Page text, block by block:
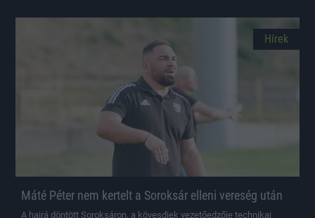
Hírek
Máté Péter nem kertelt a Soroksár elleni vereség után
A hajrá döntött Soroksáron, a kövesdiek vezetőedzője technikai